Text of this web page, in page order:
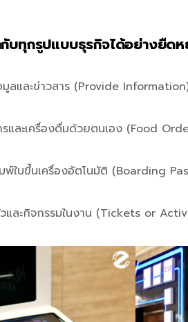
บทุกรูปแบบธุรกิจได้อย่างยืด
มูลและข่าวสาร (Provide
รและเครื่องดื่มด้วยตนเอง (Food
พ์ใบขึ้นเครื่องอัตโนมัติ (Boarding
และกิจกรรมในงาน (Tickets or